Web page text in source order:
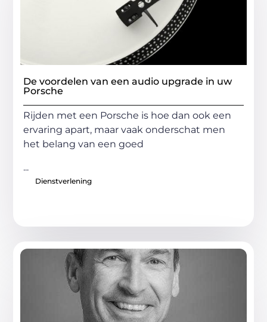
De voordelen van een audio upgrade in uw
Porsche
Rijden met een Porsche is hoe dan ook een
ervaring apart, maar vaak onderschat men
het belang van een goed
...
Dienstverlening